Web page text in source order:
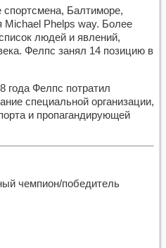
спортсмена, Балтиморе,
Michael Phelps way. Более
людей и явлений,
Фелпс занял 14 позицию в
года Фелпс потратил
специальной организации,
и пропагандирующей
чемпион/победитель